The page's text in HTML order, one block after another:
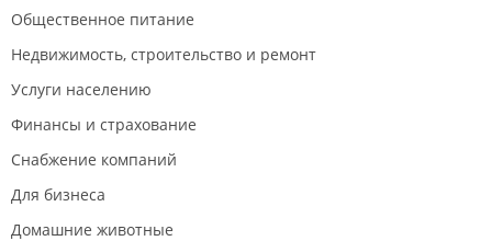
Общественное питание
Недвижимость, строительство и ремонт
Услуги населению
Финансы и страхование
Снабжение компаний
Для бизнеса
Домашние животные